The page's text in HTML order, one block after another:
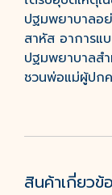
ปฐมพยาบาลอย่
สาหัส อาการแ
ปฐมพยาบาลส
ชวนพ่อแม่ผู้ปก
สินค้าเกี่ยวข้